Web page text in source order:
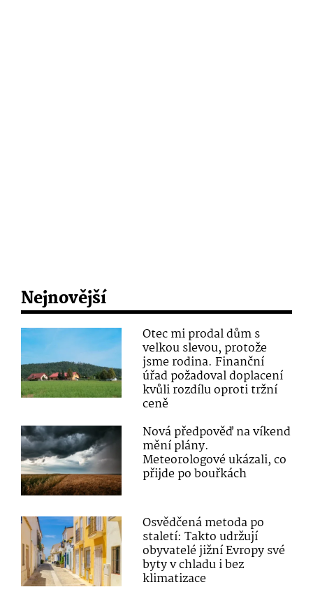
Nejnovější
Otec mi prodal dům s
velkou slevou, protože
jsme rodina. Finanční
úřad požadoval doplacení
kvůli rozdílu oproti tržní
ceně
Nová předpověď na víkend
mění plány.
Meteorologové ukázali, co
přijde po bouřkách
Osvědčená metoda po
staletí: Takto udržují
obyvatelé jižní Evropy své
byty v chladu i bez
klimatizace